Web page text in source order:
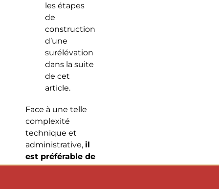
les étapes
de
construction
d’une
surélévation
dans la suite
de cet
article.
Face à une telle
complexité
technique et
administrative, il
est préférable de
confier un projet